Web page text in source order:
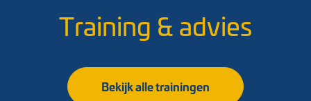
Training & advies
Bekijk alle trainingen